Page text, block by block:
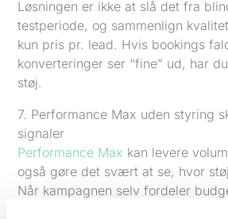
Løsningen er ikke at slå det fra
testperiode, og sammenlign
kun pris pr. lead. Hvis bookings
konverteringer ser “fine” ud, har
støj.
7. Performance Max uden styring
signaler
Performance Max kan levere
også gøre det svært at se, hvor
Når kampagnen selv fordeler
netværk og signaler, mister du